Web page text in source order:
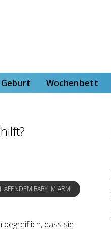
Geburt Wochenbett
BABY IM ARM
dass sie